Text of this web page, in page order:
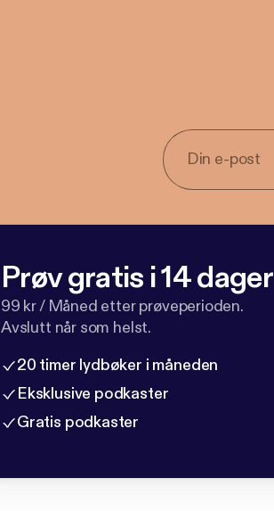
Prøv gratis i 14 dager
99 kr / Måned etter prøveperioden.
Avslutt når som helst.
20 timer lydbøker i måneden
Eksklusive podkaster
Gratis podkaster